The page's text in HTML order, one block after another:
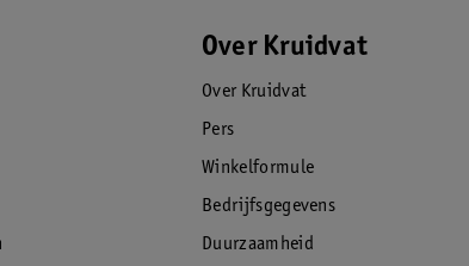
Over Kruidvat
Over Kruidvat
Pers
Winkelformule
Bedrijfsgegevens
Duurzaamheid